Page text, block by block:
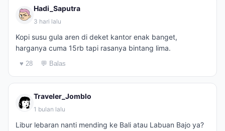
Hadi_Saputra
3 hari lalu
Kopi susu gula aren di deket kantor enak banget,
harganya cuma 15rb tapi rasanya bintang lima.
♥ 28 💬 Balas
Traveler_Jomblo
1 bulan lalu
Libur lebaran nanti mending ke Bali atau Labuan Bajo ya?